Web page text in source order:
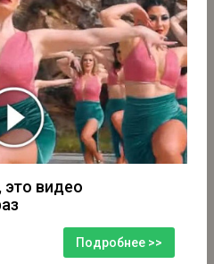
это видео
Подробнее >>